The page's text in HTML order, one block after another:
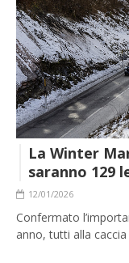
La Winter
saranno 129
12/01/2026
Confermato
anno, tutti alla